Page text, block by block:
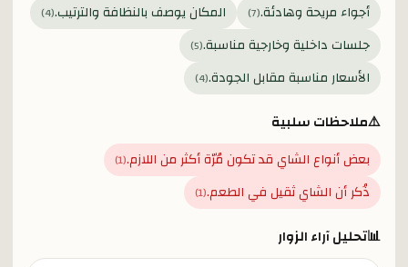
أجواء مريحة وهادئة.(
7
) المكان يوصف بالنظافة والترتيب.(
4
)
جلسات داخلية وخارجية مناسبة.(
5
)
الأسعار مناسبة مقابل الجودة.(
4
)
⚠️ملاحظات سلبية
بعض أنواع الشاي قد تكون مُرّة أكثر من اللازم.(
1
)
ذُكر أن الشاي ثقيل في الطعم.(
1
)
📊تحليل آراء الزوار